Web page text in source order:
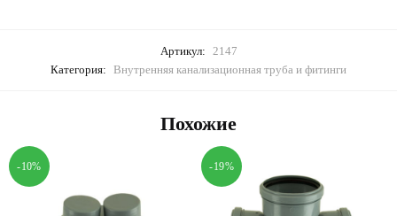
Артикул:
2147
Категория: Внутренняя канализационная труба и фитинги
Похожие
-10% -19%